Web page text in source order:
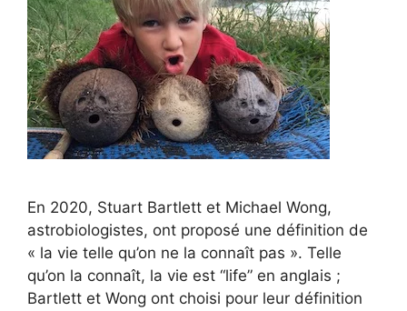
En 2020, Stuart Bartlett et Michael Wong,
astrobiologistes, ont proposé une définition de
« la vie telle qu’on ne la connaît pas ». Telle
qu’on la connaît, la vie est “life” en anglais ;
Bartlett et Wong ont choisi pour leur définition